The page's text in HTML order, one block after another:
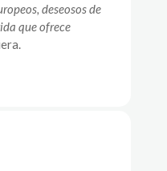
deseosos de
que ofrece